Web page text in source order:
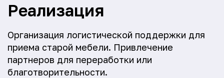
Реализация
Организация логистической поддержки для
приема старой мебели. Привлечение
партнеров для переработки или
благотворительности.